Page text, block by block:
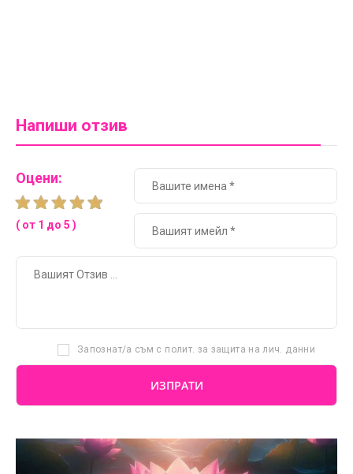
Напиши отзив
Оцени:
( от 1 до 5 )
Запознат/а съм с полит. за защита на лич. данни